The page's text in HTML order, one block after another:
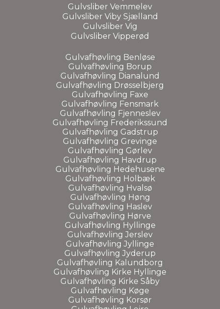
Gulvsliber Vemmelev
Gulvsliber Viby Sjælland
Gulvsliber Vig
Gulvsliber Vipperød
Gulvafhøvling Benløse
Gulvafhøvling Borup
Gulvafhøvling Dianalund
Gulvafhøvling Drøsselbjerg
Gulvafhøvling Faxe
Gulvafhøvling Fensmark
Gulvafhøvling Fjenneslev
Gulvafhøvling Frederikssund
Gulvafhøvling Gadstrup
Gulvafhøvling Grevinge
Gulvafhøvling Gørlev
Gulvafhøvling Havdrup
Gulvafhøvling Hedehusene
Gulvafhøvling Holbæk
Gulvafhøvling Hvalsø
Gulvafhøvling Høng
Gulvafhøvling Haslev
Gulvafhøvling Hørve
Gulvafhøvling Hyllinge
Gulvafhøvling Jerslev
Gulvafhøvling Jyllinge
Gulvafhøvling Jyderup
Gulvafhøvling Kalundborg
Gulvafhøvling Kirke Hyllinge
Gulvafhøvling Kirke Såby
Gulvafhøvling Køge
Gulvafhøvling Korsør